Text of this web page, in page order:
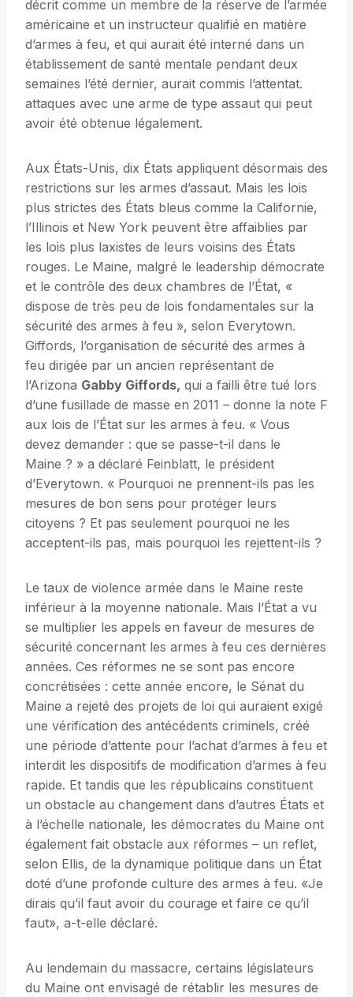
décrit comme un membre de la réserve de l’armée
américaine et un instructeur qualifié en matière
d’armes à feu, et qui aurait été interné dans un
établissement de santé mentale pendant deux
semaines l’été dernier, aurait commis l’attentat.
attaques avec une arme de type assaut qui peut
avoir été obtenue légalement.
Aux États-Unis, dix États appliquent désormais des
restrictions sur les armes d’assaut. Mais les lois
plus strictes des États bleus comme la Californie,
l’Illinois et New York peuvent être affaiblies par
les lois plus laxistes de leurs voisins des États
rouges. Le Maine, malgré le leadership démocrate
et le contrôle des deux chambres de l’État, «
dispose de très peu de lois fondamentales sur la
sécurité des armes à feu », selon Everytown.
Giffords, l’organisation de sécurité des armes à
feu dirigée par un ancien représentant de
l’Arizona Gabby Giffords, qui a failli être tué lors
d’une fusillade de masse en 2011 – donne la note F
aux lois de l’État sur les armes à feu. « Vous
devez demander : que se passe-t-il dans le
Maine ? » a déclaré Feinblatt, le président
d’Everytown. « Pourquoi ne prennent-ils pas les
mesures de bon sens pour protéger leurs
citoyens ? Et pas seulement pourquoi ne les
acceptent-ils pas, mais pourquoi les rejettent-ils ?
Le taux de violence armée dans le Maine reste
inférieur à la moyenne nationale. Mais l’État a vu
se multiplier les appels en faveur de mesures de
sécurité concernant les armes à feu ces dernières
années. Ces réformes ne se sont pas encore
concrétisées : cette année encore, le Sénat du
Maine a rejeté des projets de loi qui auraient exigé
une vérification des antécédents criminels, créé
une période d’attente pour l’achat d’armes à feu et
interdit les dispositifs de modification d’armes à feu
rapide. Et tandis que les républicains constituent
un obstacle au changement dans d’autres États et
à l’échelle nationale, les démocrates du Maine ont
également fait obstacle aux réformes – un reflet,
selon Ellis, de la dynamique politique dans un État
doté d’une profonde culture des armes à feu. «Je
dirais qu’il faut avoir du courage et faire ce qu’il
faut», a-t-elle déclaré.
Au lendemain du massacre, certains législateurs
du Maine ont envisagé de rétablir les mesures de